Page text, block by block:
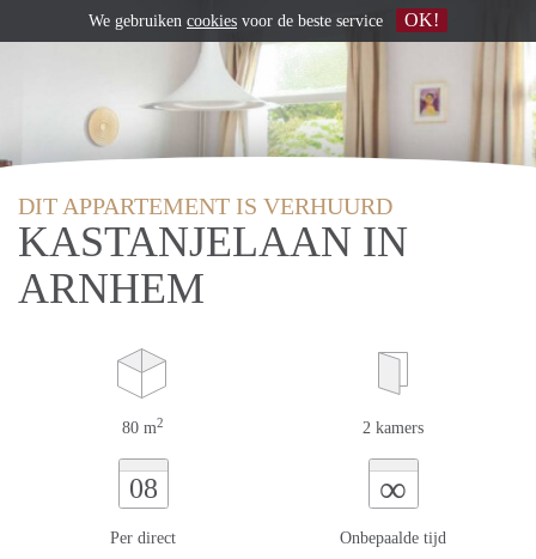
DIT APPARTEMENT IS VERHUURD
KASTANJELAAN IN
ARNHEM
80 m2 2 kamers
08
Per direct
∞
Onbepaalde tijd
We gebruiken cookies voor de beste service OK!